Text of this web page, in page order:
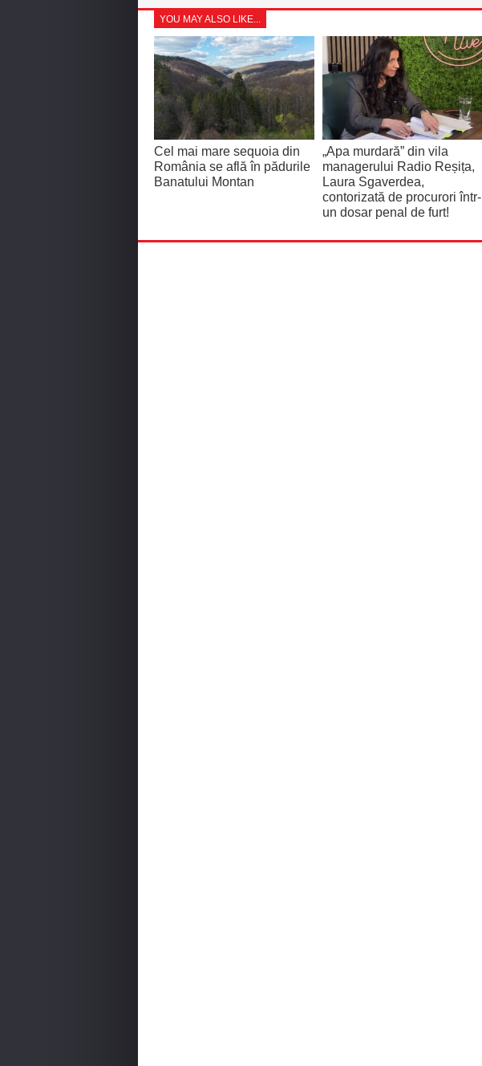
YOU MAY ALSO LIKE...
Cel mai mare sequoia din
România se află în pădurile
Banatului Montan
„Apa murdară” din vila
managerului Radio Reșița,
Laura Sgaverdea,
contorizată de procurori într-
un dosar penal de furt!